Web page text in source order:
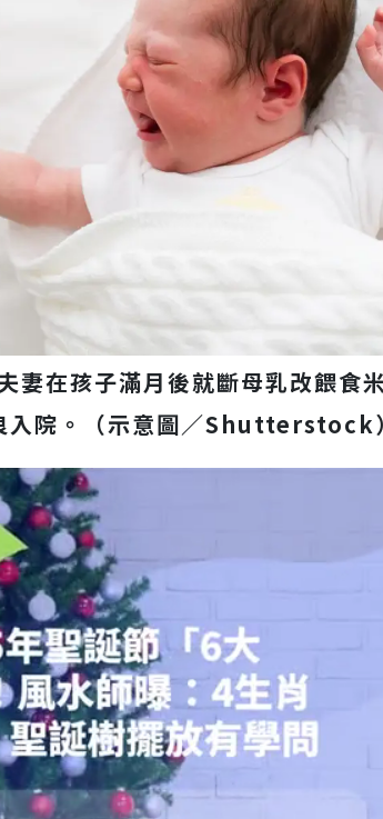
妻在孩子滿月後就斷母乳改餵食
入院。（示意圖／Shutterstock）